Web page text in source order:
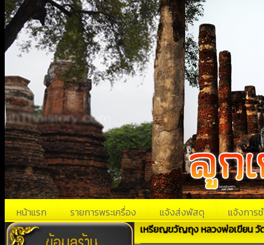
หน้าแรก รายการพระเครื่อง แจ้งส่งพัสดุ แจ้งการช
เหรียญขวัญถุง หลวงพ่อเขียน วั